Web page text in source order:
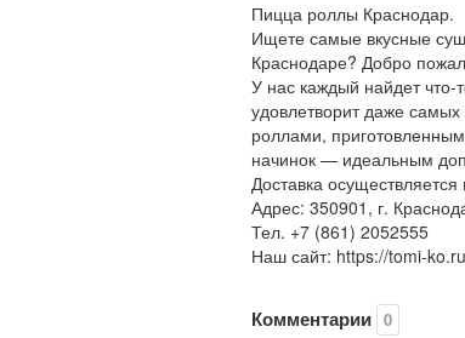
Пицца роллы Краснодар.
Ищете самые вкусные
Краснодаре? Добро
У нас каждый найдет
удовлетворит даже
роллами,
начинок — идеальным
Доставка
Адрес: 350901, г.
Тел. +7 (861) 2052555
Наш сайт: https://tomi-
Комментарии 0